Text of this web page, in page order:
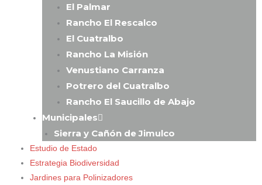
El Palmar
Rancho El Rescalco
El Cuatralbo
Rancho La Misión
Venustiano Carranza
Potrero del Cuatralbo
Rancho El Saucillo de Abajo
Municipales
Sierra y Cañón de Jimulco
Estudio de Estado
Estrategia Biodiversidad
Jardines para Polinizadores